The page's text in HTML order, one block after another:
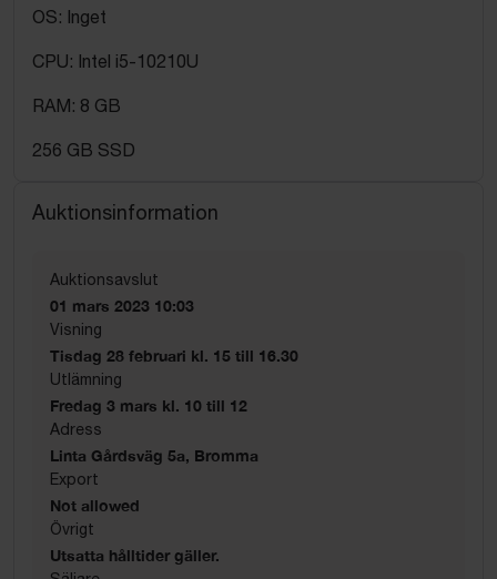
OS: Inget
CPU: Intel i5-10210U
RAM: 8 GB
256 GB SSD
Auktionsinformation
Auktionsavslut
01 mars 2023 10:03
Visning
Tisdag 28 februari kl. 15 till 16.30
Utlämning
Fredag 3 mars kl. 10 till 12
Adress
Linta Gårdsväg 5a, Bromma
Export
Not allowed
Övrigt
Utsatta hålltider gäller.